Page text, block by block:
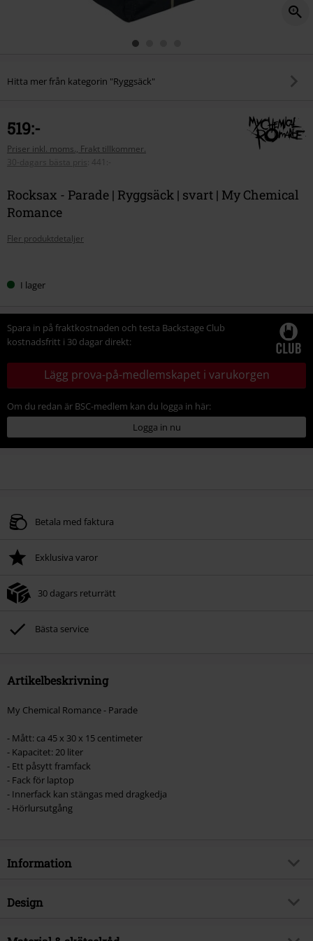
Hitta mer från kategorin "Ryggsäck"
519:-
Priser inkl. moms., Frakt tillkommer.
30-dagars bästa pris
441:-
Rocksax - Parade | Ryggsäck | svart | My Chemical
Romance
Fler produktdetaljer
dinI lager
Spara in på fraktkostnaden och testa Backstage Club
kostnadsfritt i 30 dagar direkt:
Lägg prova-på-medlemskapet i varukorgen
Om du redan är BSC-medlem kan du logga in här:
Logga in nu
Betala med faktura
Exklusiva varor
30 dagars returrätt
Bästa service
Artikelbeskrivning
My Chemical Romance - Parade
- Mått: ca 45 x 30 x 15 centimeter
- Kapacitet: 20 liter
- Ett påsytt framfack
- Fack för laptop
- Innerfack kan stängas med dragkedja
- Hörlursutgång
Information
Artikelnummer
Design
Produkttyp